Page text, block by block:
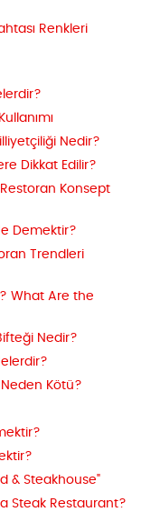
Renkleri
Nedir?
Dikkat Edilir?
Konsept
Demektir?
Trendleri
What Are the
Nedir?
Neden Kötü?
& Steakhouse"
Steak Restaurant?